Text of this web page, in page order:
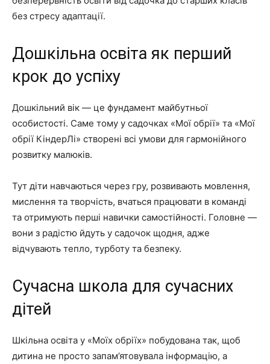
без стресу адаптації.
Дошкільна освіта як перший
крок до успіху
Дошкільний вік — це фундамент майбутньої
особистості. Саме тому у садочках «Мої обрії» та «Мої
обрії КіндерЛі» створені всі умови для гармонійного
розвитку малюків.
Тут діти навчаються через гру, розвивають мовлення,
мислення та творчість, вчаться працювати в команді
та отримують перші навички самостійності. Головне —
вони з радістю йдуть у садочок щодня, адже
відчувають тепло, турботу та безпеку.
Сучасна школа для сучасних
дітей
Шкільна освіта у «Моїх обріїх» побудована так, щоб
дитина не просто запам’ятовувала інформацію, а